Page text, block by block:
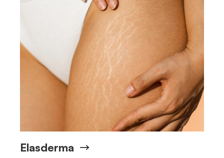
Elasderma